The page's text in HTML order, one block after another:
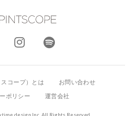
スコープ）とは
お問い合わせ
ポリシー
運営会社
design Inc. All Rights Reserved.